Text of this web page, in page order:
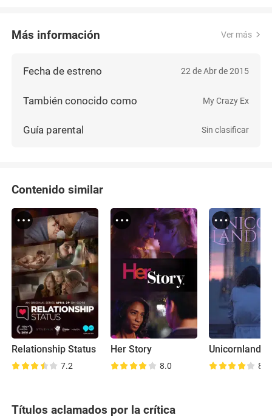
Más información Ver más
Fecha de estreno 22 de Abr de 2015
También conocido como My Crazy Ex
Guía parental Sin clasificar
Contenido similar
Relationship Status
7.2
Her Story
8.0
Unicornland
8.0
Títulos aclamados por la crítica